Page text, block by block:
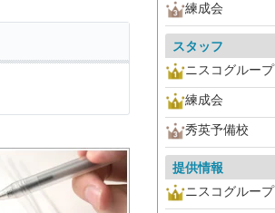
練成会
スタッフ
ニスコグループ
練成会
秀英予備校
提供情報
ニスコグループ